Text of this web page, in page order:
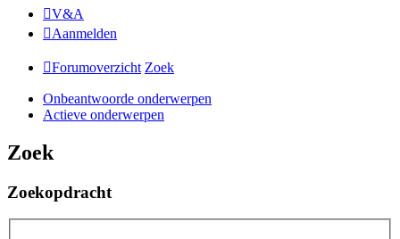
V&A
Aanmelden
Forumoverzicht Zoek
Onbeantwoorde onderwerpen
Actieve onderwerpen
Zoek
Zoekopdracht